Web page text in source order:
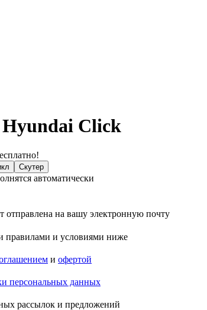
Click
Скутер
автоматически
отправлена на вашу электронную почту
правилами и условиями ниже
и офертой
персональных данных
рассылок и предложений